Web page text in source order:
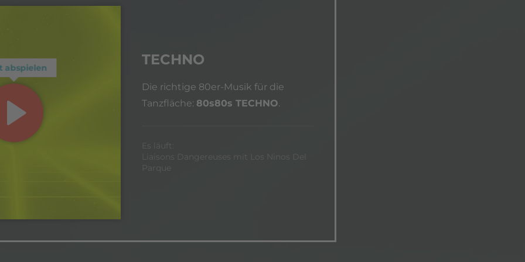
abspielen TECHNO
Die richtige 80er-Musik für die
Tanzfläche: 80s80s TECHNO.
Es läuft:
Liaisons Dangereuses mit Los Ninos Del
Parque